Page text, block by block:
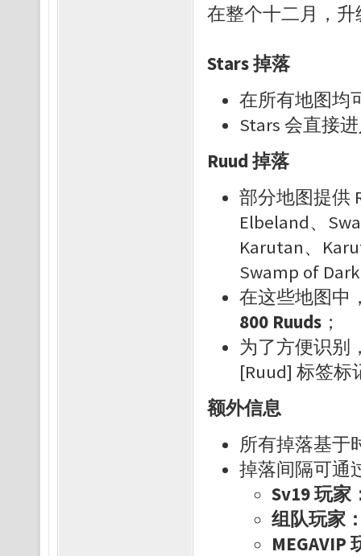
在整个十二月，升
Stars 掉落
在所有地图均
Stars 会直接
Ruud 掉落
部分地图提供
Elbeland、
Karutan、
Swamp of
在这些地图中
800 Ruuds；
为了方便识别
[Ruud] 标签标
额外信息
所有掉落基于
掉落间隔可通
Sv19 玩家
组队玩家
MEGAVIP